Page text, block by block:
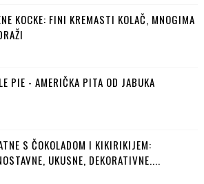
KOCKE: FINI KREMASTI KOLAČ, MNOGIMA
PIE - AMERIČKA PITA OD JABUKA
S ČOKOLADOM I KIKIRIKIJEM:
UKUSNE, DEKORATIVNE....